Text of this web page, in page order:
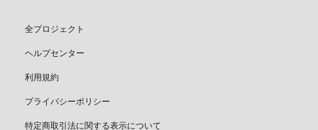
全プロジェクト
ヘルプセンター
利用規約
プライバシーポリシー
特定商取引法に関する表示について